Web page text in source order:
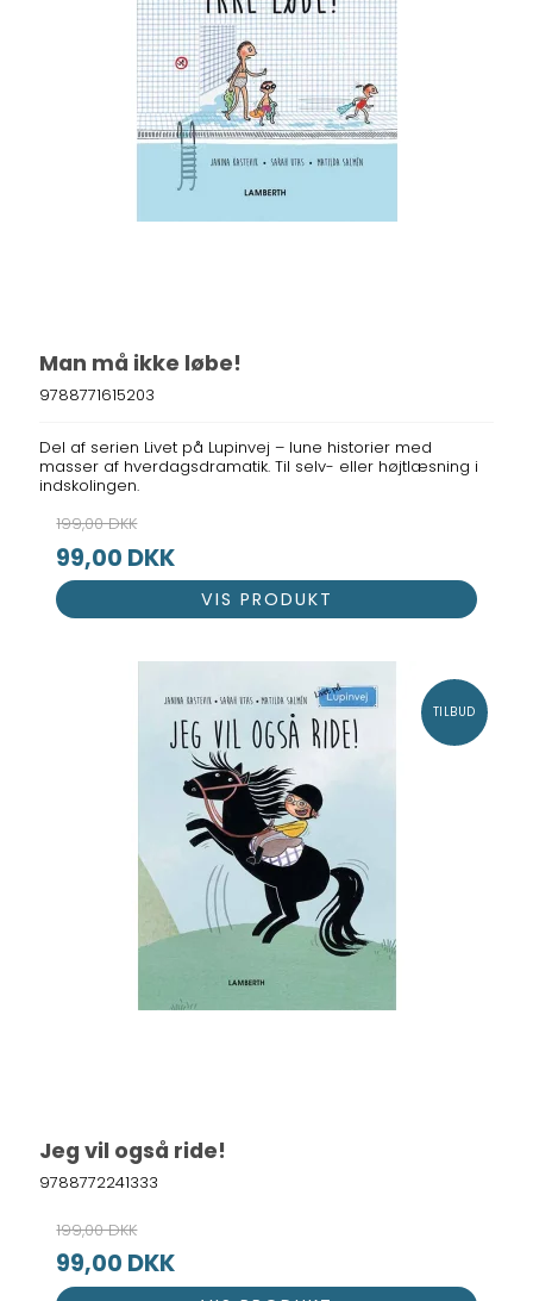
Man må ikke løbe!
9788771615203
Del af serien Livet på Lupinvej – lune historier med
masser af hverdagsdramatik. Til selv- eller højtlæsning i
indskolingen.
199,00 DKK
99,00 DKK
VIS PRODUKT
TILBUD
Jeg vil også ride!
9788772241333
199,00 DKK
99,00 DKK